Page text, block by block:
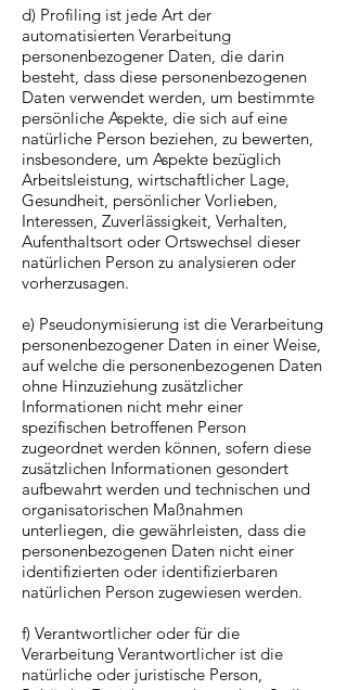
d) Profiling ist jede Art der
automatisierten Verarbeitung
personenbezogener Daten, die darin
besteht, dass diese personenbezogenen
Daten verwendet werden, um bestimmte
persönliche Aspekte, die sich auf eine
natürliche Person beziehen, zu bewerten,
insbesondere, um Aspekte bezüglich
Arbeitsleistung, wirtschaftlicher Lage,
Gesundheit, persönlicher Vorlieben,
Interessen, Zuverlässigkeit, Verhalten,
Aufenthaltsort oder Ortswechsel dieser
natürlichen Person zu analysieren oder
vorherzusagen.
e) Pseudonymisierung ist die Verarbeitung
personenbezogener Daten in einer Weise,
auf welche die personenbezogenen Daten
ohne Hinzuziehung zusätzlicher
Informationen nicht mehr einer
spezifischen betroffenen Person
zugeordnet werden können, sofern diese
zusätzlichen Informationen gesondert
aufbewahrt werden und technischen und
organisatorischen Maßnahmen
unterliegen, die gewährleisten, dass die
personenbezogenen Daten nicht einer
identifizierten oder identifizierbaren
natürlichen Person zugewiesen werden.
f) Verantwortlicher oder für die
Verarbeitung Verantwortlicher ist die
natürliche oder juristische Person,